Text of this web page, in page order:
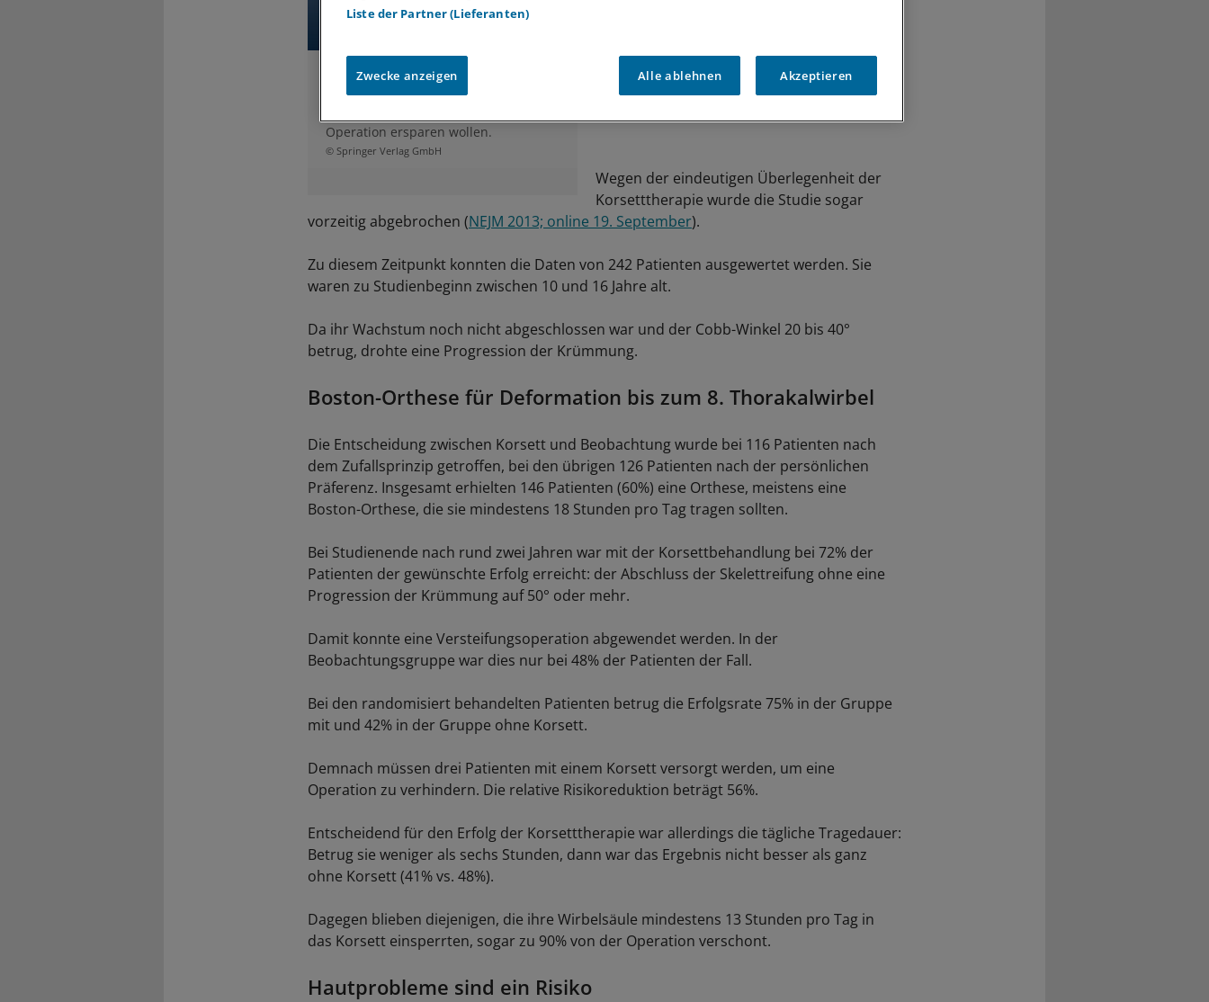
Eine gerade Wirbelsäule - Jugendliche
mit Skoliose müssen dafür die
Unannehmlichkeit eines Korsetts
Operation ersparen wollen.
© Springer Verlag GmbH
Wegen der eindeutigen Überlegenheit der
Korsetttherapie wurde die Studie sogar
vorzeitig abgebrochen (NEJM 2013; online 19. September).
Zu diesem Zeitpunkt konnten die Daten von 242 Patienten ausgewertet werden. Sie
waren zu Studienbeginn zwischen 10 und 16 Jahre alt.
Da ihr Wachstum noch nicht abgeschlossen war und der Cobb-Winkel 20 bis 40°
betrug, drohte eine Progression der Krümmung.
Boston-Orthese für Deformation bis zum 8. Thorakalwirbel
Die Entscheidung zwischen Korsett und Beobachtung wurde bei 116 Patienten nach
dem Zufallsprinzip getroffen, bei den übrigen 126 Patienten nach der persönlichen
Präferenz. Insgesamt erhielten 146 Patienten (60%) eine Orthese, meistens eine
Boston-Orthese, die sie mindestens 18 Stunden pro Tag tragen sollten.
Bei Studienende nach rund zwei Jahren war mit der Korsettbehandlung bei 72% der
Patienten der gewünschte Erfolg erreicht: der Abschluss der Skelettreifung ohne eine
Progression der Krümmung auf 50° oder mehr.
Damit konnte eine Versteifungsoperation abgewendet werden. In der
Beobachtungsgruppe war dies nur bei 48% der Patienten der Fall.
Bei den randomisiert behandelten Patienten betrug die Erfolgsrate 75% in der Gruppe
mit und 42% in der Gruppe ohne Korsett.
Demnach müssen drei Patienten mit einem Korsett versorgt werden, um eine
Operation zu verhindern. Die relative Risikoreduktion beträgt 56%.
Entscheidend für den Erfolg der Korsetttherapie war allerdings die tägliche Tragedauer:
Betrug sie weniger als sechs Stunden, dann war das Ergebnis nicht besser als ganz
ohne Korsett (41% vs. 48%).
Dagegen blieben diejenigen, die ihre Wirbelsäule mindestens 13 Stunden pro Tag in
das Korsett einsperrten, sogar zu 90% von der Operation verschont.
Hautprobleme sind ein Risiko
Liste der Partner (Lieferanten)
Zwecke anzeigen Alle ablehnen Akzeptieren